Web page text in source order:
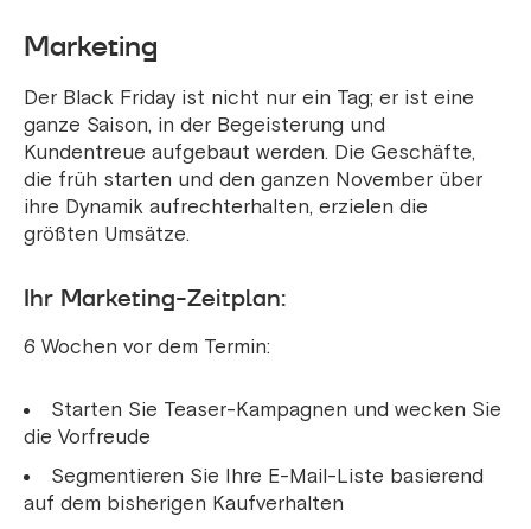
Marketing
Der Black Friday ist nicht nur ein Tag; er ist eine
ganze Saison, in der Begeisterung und
Kundentreue aufgebaut werden. Die Geschäfte,
die früh starten und den ganzen November über
ihre Dynamik aufrechterhalten, erzielen die
größten Umsätze.
Ihr Marketing-Zeitplan:
6 Wochen vor dem Termin:
Starten Sie Teaser-Kampagnen und wecken Sie
die Vorfreude
Segmentieren Sie Ihre E-Mail-Liste basierend
auf dem bisherigen Kaufverhalten